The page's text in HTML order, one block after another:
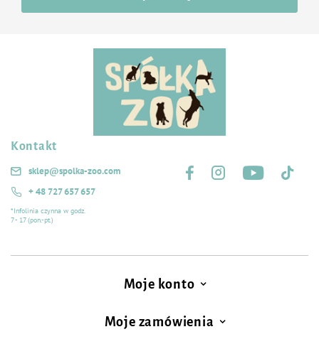
lipidowo-węglowodanową,
Kontakt
sklep@spolka-zoo.com
+ 48 727 657 657
*Infolinia czynna w godz.
7 - 17 (pon.-pt.)
Moje konto
Moje zamówienia